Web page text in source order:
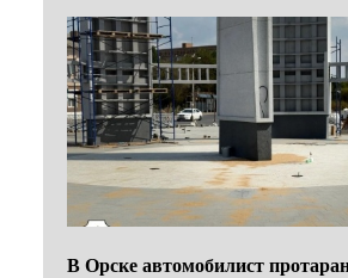
В Орске автомобилист